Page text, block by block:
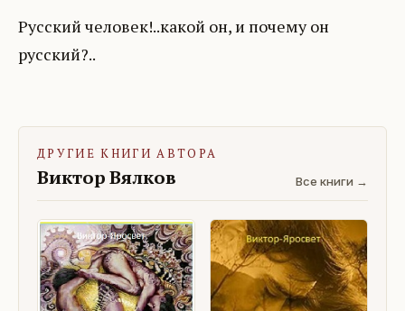
Русский человек!..какой он, и почему он
русский?..
ДРУГИЕ КНИГИ АВТОРА
Виктор Вялков Все книги →